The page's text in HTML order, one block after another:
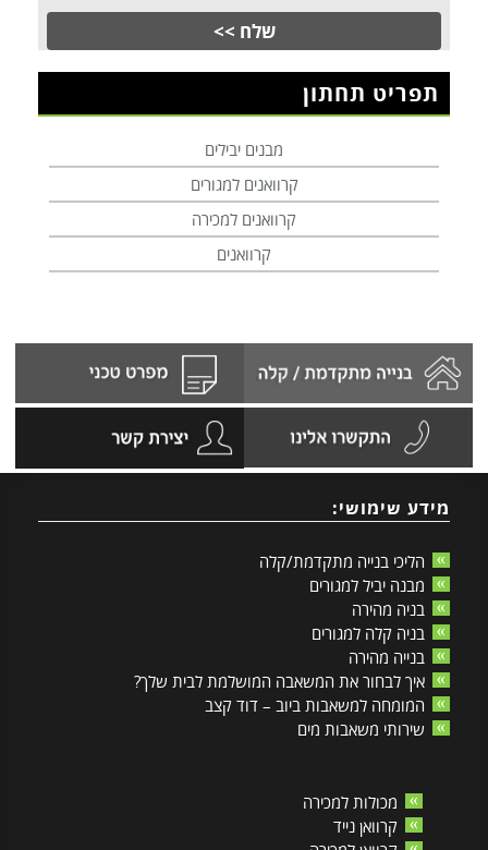
תפריט תחתון
מבנים יבילים
קרוואנים למגורים
קרוואנים למכירה
קרוואנים
מידע שימושי:
הליכי בנייה מתקדמת/קלה
מבנה יביל למגורים
בניה מהירה
בניה קלה למגורים
בנייה מהירה
איך לבחור את המשאבה המושלמת לבית שלך?
המומחה למשאבות ביוב – דוד קצב
שירותי משאבות מים
מכולות למכירה
קרוואן נייד